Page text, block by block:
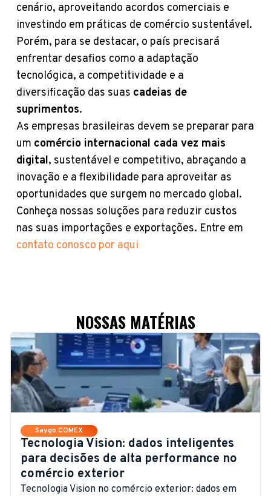
cenário, aproveitando acordos comerciais e
investindo em práticas de comércio sustentável.
Porém, para se destacar, o país precisará
enfrentar desafios como a adaptação
tecnológica, a competitividade e a
diversificação das suas cadeias de
suprimentos.
As empresas brasileiras devem se preparar para
um comércio internacional cada vez mais
digital, sustentável e competitivo, abraçando a
inovação e a flexibilidade para aproveitar as
oportunidades que surgem no mercado global.
Conheça nossas soluções para reduzir custos
nas suas importações e exportações. Entre em
contato conosco por aqui
NOSSAS MATÉRIAS
Saygo COMEX
Tecnologia Vision: dados inteligentes
para decisões de alta performance no
comércio exterior
Tecnologia Vision no comércio exterior: dados em